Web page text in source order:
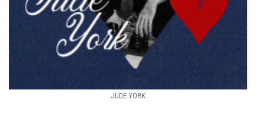
JUDE YORK